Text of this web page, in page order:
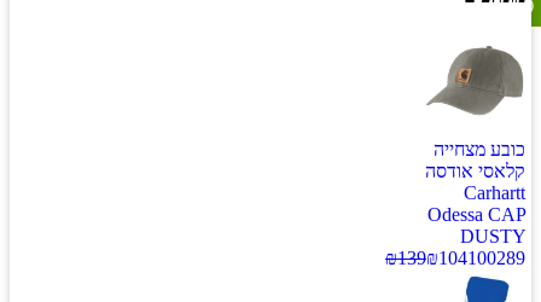
כובע מצחייה
קלאסי אודסה
Carhartt
Odessa CAP
DUSTY
100289
₪104
₪139